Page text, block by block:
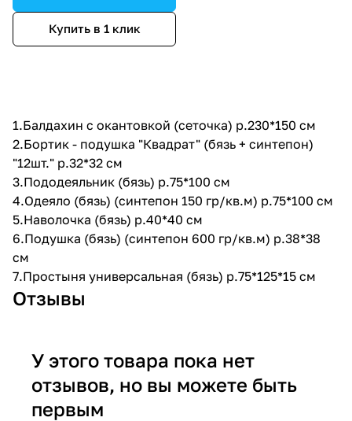
Купить в 1 клик
1.Балдахин с окантовкой (сеточка) р.230*150 см
2.Бортик - подушка "Квадрат" (бязь + синтепон)
"12шт." р.32*32 см
3.Пододеяльник (бязь) р.75*100 см
4.Одеяло (бязь) (синтепон 150 гр/кв.м) р.75*100 см
5.Наволочка (бязь) р.40*40 см
6.Подушка (бязь) (синтепон 600 гр/кв.м) р.38*38
см
7.Простыня универсальная (бязь) р.75*125*15 см
Отзывы
У этого товара пока нет
отзывов, но вы можете быть
первым